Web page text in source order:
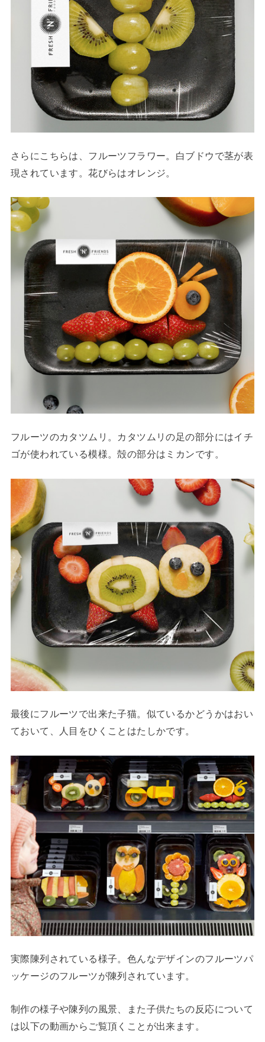
さらにこちらは、フルーツフラワー。白ブドウで茎が表
現されています。花びらはオレンジ。
フルーツのカタツムリ。カタツムリの足の部分にはイチ
ゴが使われている模様。殻の部分はミカンです。
最後にフルーツで出来た子猫。似ているかどうかはおい
ておいて、人目をひくことはたしかです。
実際陳列されている様子。色んなデザインのフルーツパ
ッケージのフルーツが陳列されています。
制作の様子や陳列の風景、また子供たちの反応について
は以下の動画からご覧頂くことが出来ます。